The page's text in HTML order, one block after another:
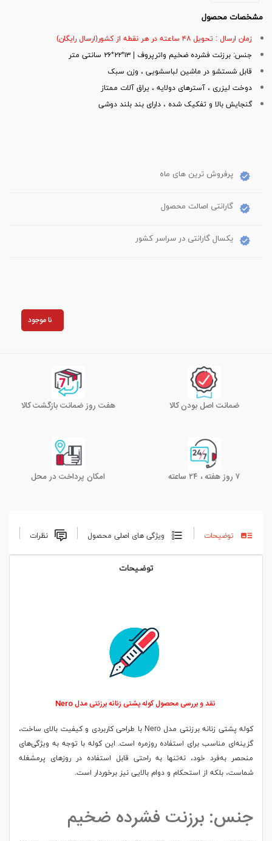
مشخصات محصول
زمان ارسال : تحویل ۴۸ ساعته در هر نقطه از کشور(ارسال رایگان)
جنس: برزنت فشرده ضخیم واترپروف | ۱۳*۲۲*۲۶ سانتی متر
قابل شستشو در ماشین لباسشویی ، وزن سبک
دوخت لیزری ، آسترهای دولایه ، یراق آلات ممتاز
گنجایش بالا و تفکیک شده ، دارای بند بلند دوشی
پرفروش ترین های ماه
گارانتی اصالت محصول
یکسال گارانتی در سراسر کشور
نا موجود
ضمانت اصل بودن کالا هفت روز ضمانت بازگشت کالا
۷ روز هفته ، ۲۴ ساعته امکان پرداخت در محل
توضیحات ویژگی های اصلی محصول نظرات
توضیحات
نقد و بررسی محصول کوله پشتی زنانه برزنتی مدل Nero
کوله پشتی زنانه برزنتی مدل Nero با طراحی کاربردی و کیفیت بالای ساخت،
گزینه‌ای مناسب برای استفاده روزمره است. این کوله با توجه به ویژگی‌های
منحصر به‌فرد خود، نه‌تنها به راحتی قابل استفاده در روزهای پرمشغله
شماست، بلکه از استحکام و دوام بالایی نیز برخوردار است.
جنس: برزنت فشرده ضخیم